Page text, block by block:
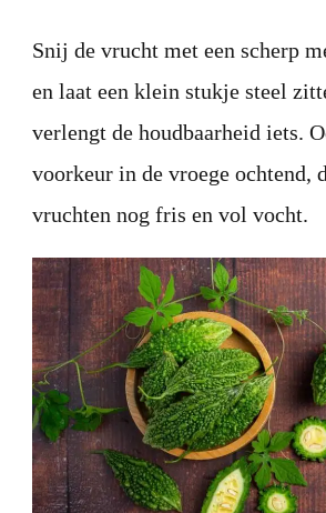
Snij de vrucht met een scherp
en laat een klein stukje steel
verlengt de houdbaarheid iets.
voorkeur in de vroege ochtend,
vruchten nog fris en vol vocht.